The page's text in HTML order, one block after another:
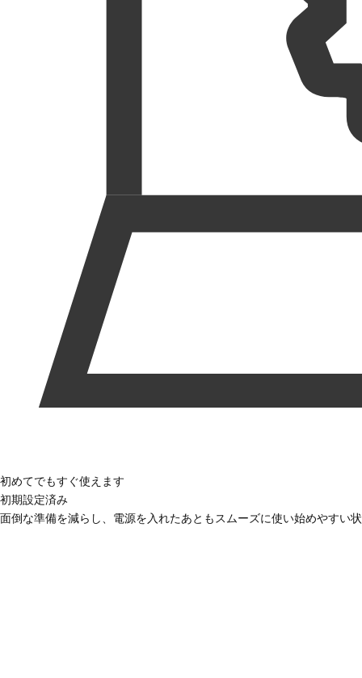
初めてでもすぐ使えます
初期設定済み
面倒な準備を減らし、電源を入れたあともスムーズに使い始めやすい